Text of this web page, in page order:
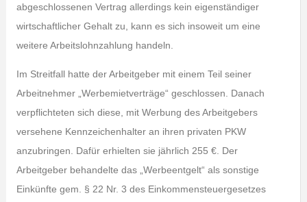
abgeschlossenen Vertrag allerdings kein eigenständiger
wirtschaftlicher Gehalt zu, kann es sich insoweit um eine
weitere Arbeitslohnzahlung handeln.
Im Streitfall hatte der Arbeitgeber mit einem Teil seiner
Arbeitnehmer „Werbemietverträge“ geschlossen. Danach
verpflichteten sich diese, mit Werbung des Arbeitgebers
versehene Kennzeichenhalter an ihren privaten PKW
anzubringen. Dafür erhielten sie jährlich 255 €. Der
Arbeitgeber behandelte das „Werbeentgelt“ als sonstige
Einkünfte gem. § 22 Nr. 3 des Einkommensteuergesetzes